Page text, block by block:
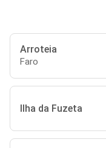
Arroteia
Faro
Ilha da Fuzeta